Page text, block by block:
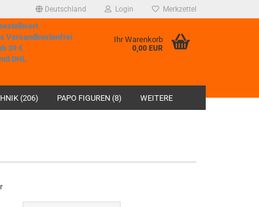
Deutschland Login Merkzettel
Versandkostenfrei
39 €
DHL
Ihr Warenkorb
0,00 EUR
(206) PAPO FIGUREN (8)
WEITERE